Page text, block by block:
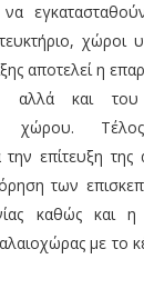
να
χώροι
αποτελεί η
αλλά και
χώρου.
επίτευξη της
των
καθώς και
με το